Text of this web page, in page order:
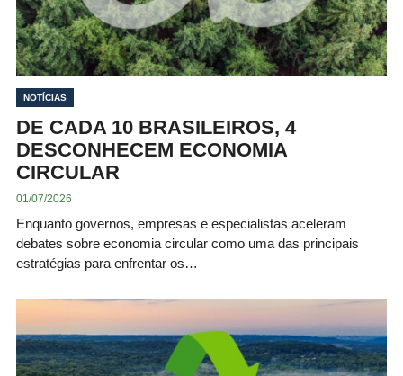
NOTÍCIAS
DE CADA 10 BRASILEIROS, 4
DESCONHECEM ECONOMIA
CIRCULAR
01/07/2026
Enquanto governos, empresas e especialistas aceleram
debates sobre economia circular como uma das principais
estratégias para enfrentar os…